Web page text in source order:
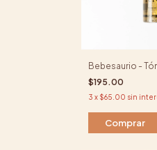
Bebesaurio -
$195.00
3 x $65.00 sin
Comprar